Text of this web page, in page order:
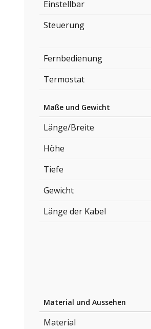
Einstellbar
Steuerung
Fernbedienung
Termostat
Maße und Gewicht
Länge/Breite
Höhe
Tiefe
Gewicht
Länge der Kabel
Material und Aussehen
Material